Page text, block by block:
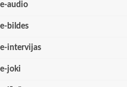
e-audio
e-bildes
e-intervijas
e-joki